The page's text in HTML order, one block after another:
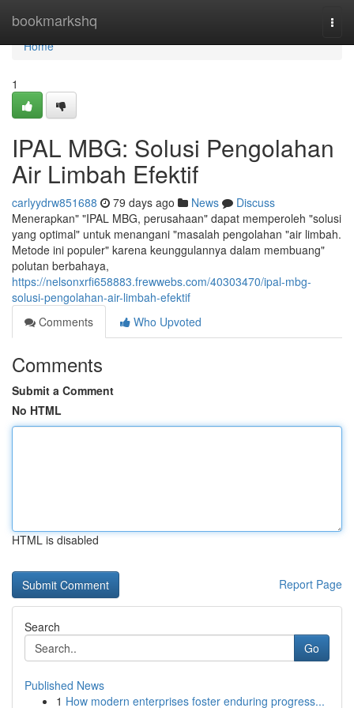
bookmarkshq
Home
Home
1
IPAL MBG: Solusi Pengolahan
Air Limbah Efektif
carlyydrw851688 79 days ago News
Discuss
Menerapkan" "IPAL MBG, perusahaan" dapat memperoleh "solusi
yang optimal" untuk menangani "masalah pengolahan "air limbah.
Metode ini populer" karena keunggulannya dalam membuang"
polutan berbahaya,
https://nelsonxrfi658883.frewwebs.com/40303470/ipal-mbg-
solusi-pengolahan-air-limbah-efektif
Comments
Who Upvoted
Comments
Submit a Comment
No HTML
HTML is disabled
Report Page
Search
Go
Published News
1 How modern enterprises foster enduring progress...